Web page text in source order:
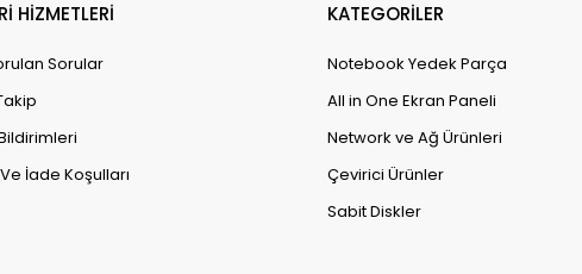
HİZMETLERİ
Sorular
İade Koşulları
KATEGORİLER
Notebook Yedek Parça
All in One Ekran Paneli
Network ve Ağ Ürünleri
Çevirici Ürünler
Sabit Diskler